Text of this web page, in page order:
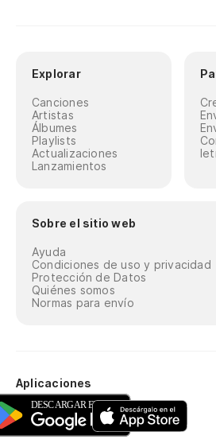
Explorar
Canciones
Artistas
Álbumes
Playlists
Actualizaciones
Lanzamientos
Sobre el sitio web
Ayuda
Condiciones de uso y privacidad
Protección de Datos
Quiénes somos
Normas para envío
Aplicaciones